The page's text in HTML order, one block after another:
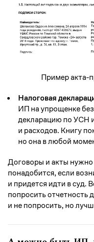
Пример акта-
Налоговая
ИП на упрощенке
декларацию по УСН
и расходов. Книгу
но она в любой
Договоры и акты
понадобится, если
и придется идти в суд.
попросить отчетность
и не попросить, но